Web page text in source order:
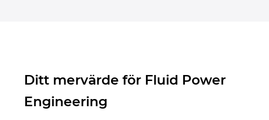
Ditt mervärde för Fluid Power
Engineering
Italy